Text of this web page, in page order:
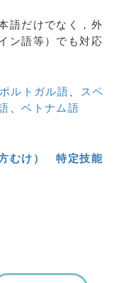
語だけでなく，外
ン語等）でも対応
ポルトガル語
スペ
、ベトナム語
むけ）
特定技能